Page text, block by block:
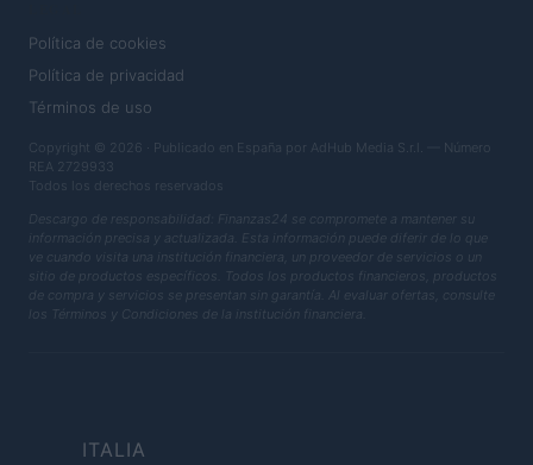
Política de cookies
Política de privacidad
Términos de uso
Copyright © 2026 · Publicado en España por AdHub Media S.r.l. — Número
REA 2729933
Todos los derechos reservados
Descargo de responsabilidad: Finanzas24 se compromete a mantener su
información precisa y actualizada. Esta información puede diferir de lo que
ve cuando visita una institución financiera, un proveedor de servicios o un
sitio de productos específicos. Todos los productos financieros, productos
de compra y servicios se presentan sin garantía. Al evaluar ofertas, consulte
los Términos y Condiciones de la institución financiera.
ITALIA